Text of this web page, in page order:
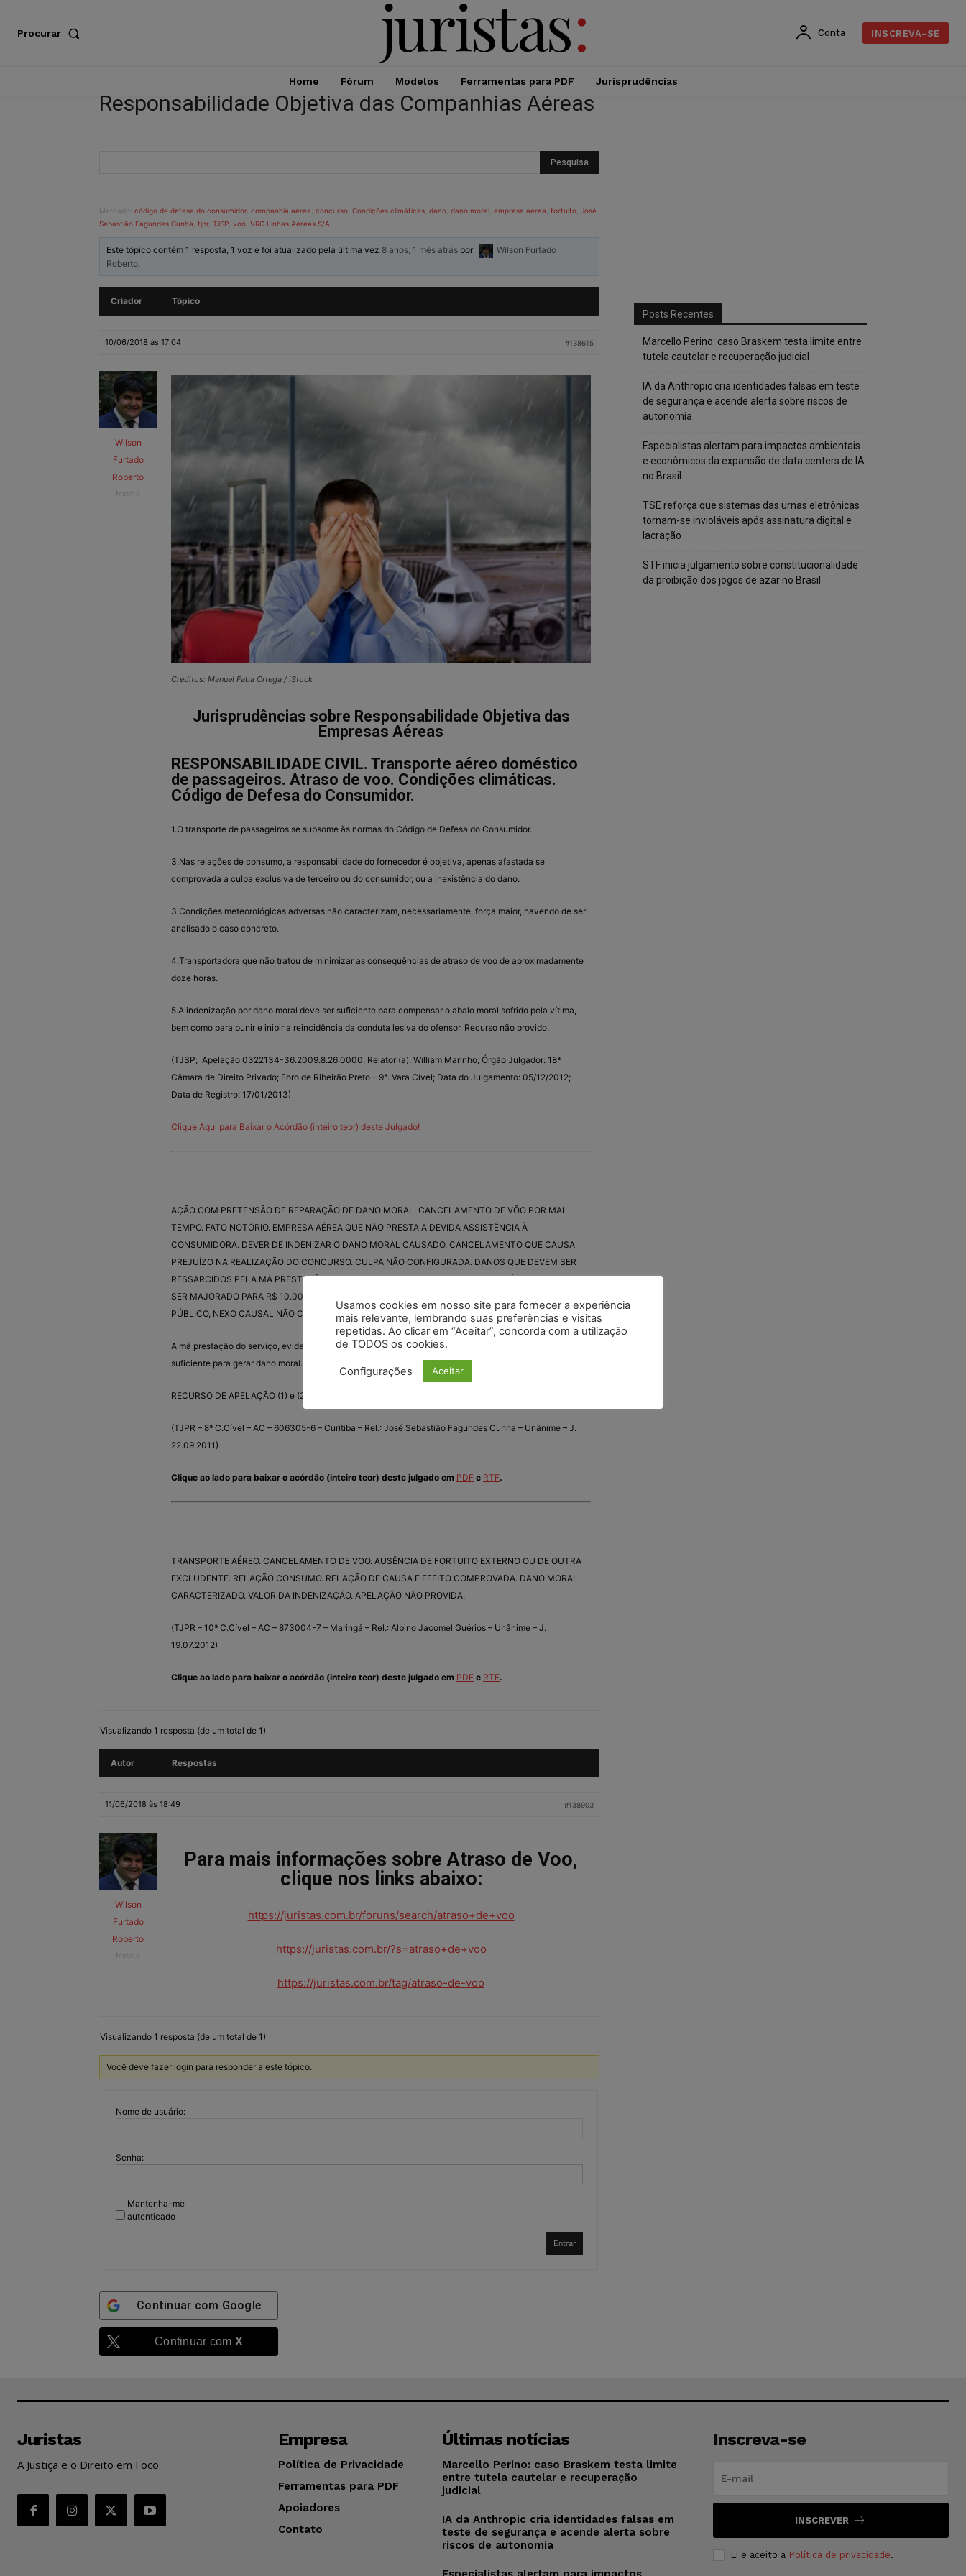
Procurar Conta INSCREVA-SE
Home Fórum Modelos Ferramentas para PDF Jurisprudências
Responsabilidade Objetiva das Companhias Aéreas
Marcado: código de defesa do consumidor, companhia aérea concurso Condições climáticas dano dano moral empresa aérea fortuito José
Sebastião Fagundes Cunha tjpr, TJSP voo VRG Linhas Aéreas S/A
Este tópico contém 1 resposta, 1 voz e foi atualizado pela última vez 8 anos, 1 mês atrás por
Wilson Furtado
Roberto.
Criador Tópico
10/06/2018 às 17:04 #138615
Wilson
Furtado
Roberto
Mestre
Créditos: Manuel Faba Ortega / iStock
Jurisprudências sobre Responsabilidade Objetiva das
Empresas Aéreas
RESPONSABILIDADE CIVIL. Transporte aéreo doméstico
de passageiros. Atraso de voo. Condições climáticas.
Código de Defesa do Consumidor.
1.O transporte de passageiros se subsome às normas do Código de Defesa do Consumidor.
3.Nas relações de consumo, a responsabilidade do fornecedor é objetiva, apenas afastada se
comprovada a culpa exclusiva de terceiro ou do consumidor, ou a inexistência do dano.
3.Condições meteorológicas adversas não caracterizam, necessariamente, força maior, havendo de ser
analisado o caso concreto.
4.Transportadora que não tratou de minimizar as consequências de atraso de voo de aproximadamente
doze horas.
5.A indenização por dano moral deve ser suficiente para compensar o abalo moral sofrido pela vítima,
bem como para punir e inibir a reincidência da conduta lesiva do ofensor. Recurso não provido.
(TJSP; Apelação 0322134-36.2009.8.26.0000; Relator (a): William Marinho; Órgão Julgador: 18ª
Câmara de Direito Privado; Foro de Ribeirão Preto – 9ª. Vara Cível; Data do Julgamento: 05/12/2012;
Data de Registro: 17/01/2013)
Clique Aqui para Baixar o Acórdão (inteiro teor) deste Julgado!
AÇÃO COM PRETENSÃO DE REPARAÇÃO DE DANO MORAL. CANCELAMENTO DE VÔO POR MAL
TEMPO. FATO NOTÓRIO. EMPRESA AÉREA QUE NÃO PRESTA A DEVIDA ASSISTÊNCIA À
CONSUMIDORA. DEVER DE INDENIZAR O DANO MORAL CAUSADO. CANCELAMENTO QUE CAUSA
PREJUÍZO NA REALIZAÇÃO DO CONCURSO. CULPA NÃO CONFIGURADA. DANOS QUE DEVEM SER
RESSARCIDOS PELA MÁ PRESTAÇÃO DE SERVIÇO. VALOR DE DANO MORAL IRRISÓRIO, DEVENDO
SER MAJORADO PARA R$ 10.000,00 POR AUTOR. DANO MORAL POR PERDER O CONCURSO
PÚBLICO, NEXO CAUSAL NÃO CONFIGURADO.
A má prestação do serviço, evidenciada na total falta de assistência aos passageiros é condição
suficiente para gerar dano moral.
RECURSO DE APELAÇÃO (1) e (2) CONHECIDOS E PARCIALMENTE PROVIDOS. RELATÓRIO.
(TJPR – 8ª C.Cível – AC – 606305-6 – Curitiba – Rel.: José Sebastião Fagundes Cunha – Unânime – J.
22.09.2011)
Clique ao lado para baixar o acórdão (inteiro teor) deste julgado em PDF e RTF.
TRANSPORTE AÉREO. CANCELAMENTO DE VOO. AUSÊNCIA DE FORTUITO EXTERNO OU DE OUTRA
EXCLUDENTE. RELAÇÃO CONSUMO. RELAÇÃO DE CAUSA E EFEITO COMPROVADA. DANO MORAL
CARACTERIZADO. VALOR DA INDENIZAÇÃO. APELAÇÃO NÃO PROVIDA.
(TJPR – 10ª C.Cível – AC – 873004-7 – Maringá – Rel.: Albino Jacomel Guérios – Unânime – J.
19.07.2012)
Clique ao lado para baixar o acórdão (inteiro teor) deste julgado em PDF e RTF.
Visualizando 1 resposta (de um total de 1)
Autor Respostas
11/06/2018 às 18:49 #138903
Wilson
Furtado
Roberto
Mestre
Para mais informações sobre Atraso de Voo,
clique nos links abaixo:
https://juristas.com.br/foruns/search/atraso+de+voo
https://juristas.com.br/?s=atraso+de+voo
https://juristas.com.br/tag/atraso-de-voo
Visualizando 1 resposta (de um total de 1)
Você deve fazer login para responder a este tópico.
Nome de usuário:
Senha:
Mantenha-me
autenticado
Entrar
Continuar com Google
Continuar com X
Posts Recentes
Marcello Perino: caso Braskem testa limite entre
tutela cautelar e recuperação judicial
IA da Anthropic cria identidades falsas em teste
de segurança e acende alerta sobre riscos de
autonomia
Especialistas alertam para impactos ambientais
e econômicos da expansão de data centers de IA
no Brasil
TSE reforça que sistemas das urnas eletrônicas
tornam-se invioláveis após assinatura digital e
lacração
STF inicia julgamento sobre constitucionalidade
da proibição dos jogos de azar no Brasil
Juristas
A Justiça e o Direito em Foco
Empresa
Política de Privacidade
Ferramentas para PDF
Apoiadores
Contato
Últimas notícias
Marcello Perino: caso Braskem testa limite
entre tutela cautelar e recuperação
judicial
IA da Anthropic cria identidades falsas em
teste de segurança e acende alerta sobre
riscos de autonomia
Inscreva-se
INSCREVER
Li e aceito a Política de privacidade.
Usamos cookies em nosso site para fornecer a experiência
mais relevante, lembrando suas preferências e visitas
repetidas. Ao clicar em “Aceitar”, concorda com a utilização
de TODOS os cookies.
Configurações Aceitar